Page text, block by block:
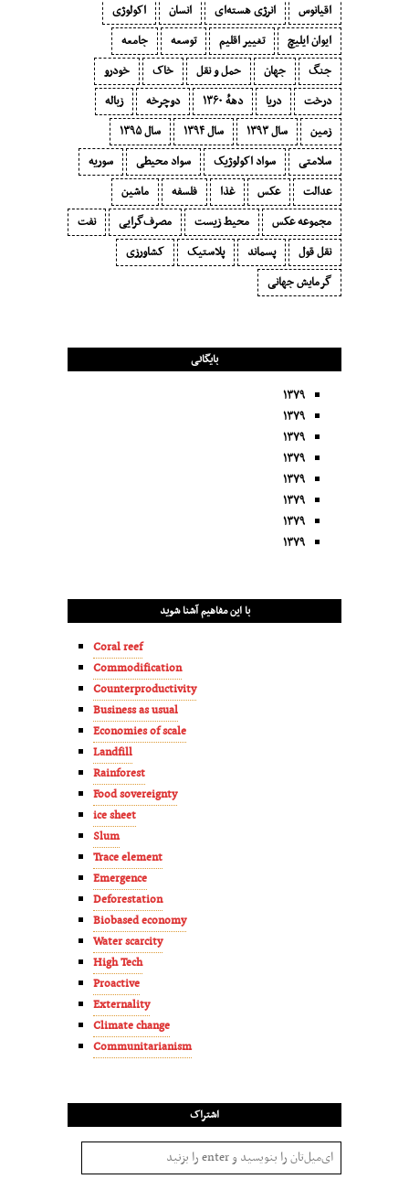
اقیانوس
انرژی هسته‌ای انسان
اکولوژی
ایوان ایلیچ
تغییر اقلیم توسعه
جامعه
جنگ
جهان حمل و نقل خاک
خودرو
درخت
دریا دههٔ ۱‍۳۶۰ دوچرخه
زباله
زمین
سال ۱۳۹۳ سال ۱۳۹۴
سال ۱۳۹۵
سلامتی
سواد اکولوژیک سواد محیطی
سوریه
عدالت
عکس غذا فلسفه
ماشین
مجموعه عکس
محیط زیست مصرف‌گرایی‬
نفت
نقل قول
پسماند پلاستیک
کشاورزی
گرمایش جهانی
بایگانی
۱۳۷۹
۱۳۷۹
۱۳۷۹
۱۳۷۹
۱۳۷۹
۱۳۷۹
۱۳۷۹
۱۳۷۹
با این مفاهیم آشنا شوید
Coral reef
Commodification
Counterproductivity
Business as usual
Economies of scale
Landfill
Rainforest
Food sovereignty
ice sheet
Slum
Trace element
Emergence
Deforestation
Biobased economy
Water scarcity
High Tech
Proactive
Externality
Climate change
Communitarianism
اشتراک